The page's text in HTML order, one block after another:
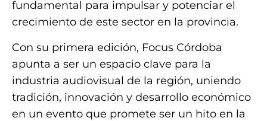
fundamental para impulsar y potenciar el
crecimiento de este sector en la provincia.
Con su primera edición, Focus Córdoba
apunta a ser un espacio clave para la
industria audiovisual de la región, uniendo
tradición, innovación y desarrollo económico
en un evento que promete ser un hito en la